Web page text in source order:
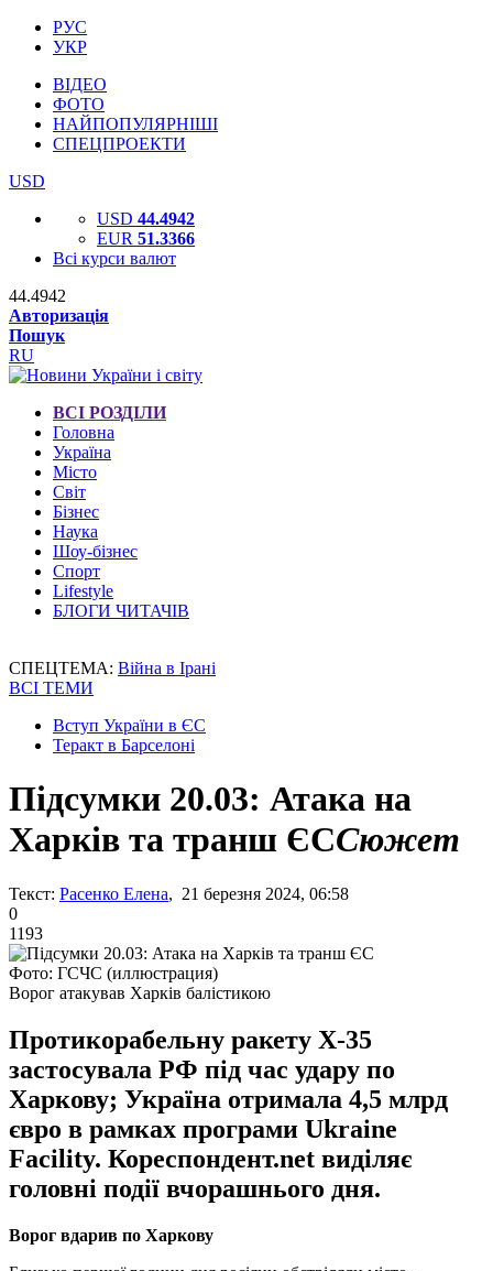
РУС
УКР
ВІДЕО
ФОТО
НАЙПОПУЛЯРНІШІ
СПЕЦПРОЕКТИ
USD
USD 44.4942
EUR 51.3366
Всі курси валют
44.4942
Авторизація
Пошук
RU
ВСІ РОЗДІЛИ
Головна
Україна
Місто
Світ
Бізнес
Наука
Шоу-бізнес
Спорт
Lifestyle
БЛОГИ ЧИТАЧІВ
СПЕЦТЕМА: Війна в Ірані
ВСІ ТЕМИ
Вступ України в ЄС
Теракт в Барселоні
Підсумки 20.03: Атака на
Харків та транш ЄССюжет
Текст: Расенко Елена, 21 березня 2024, 06:58
0
1193
Фото: ГСЧС (иллюстрация)
Ворог атакував Харків балістикою
Протикорабельну ракету Х-35
застосувала РФ під час удару по
Харкову; Україна отримала 4,5 млрд
євро в рамках програми Ukraine
Facility. Кореспондент.net виділяє
головні події вчорашнього дня.
Ворог вдарив по Харкову